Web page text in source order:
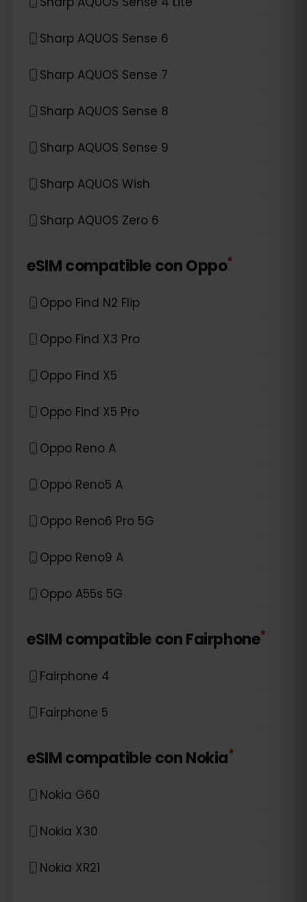
Sharp AQUOS Sense 6
Sharp AQUOS Sense 7
Sharp AQUOS Sense 8
Sharp AQUOS Sense 9
Sharp AQUOS Wish
Sharp AQUOS Zero 6
eSIM compatible conOppo*
Oppo Find N2 Flip
Oppo Find X3 Pro
Oppo Find X5
Oppo Find X5 Pro
Oppo Reno A
Oppo Reno5 A
Oppo Reno6 Pro 5G
Oppo Reno9 A
Oppo A55s 5G
eSIM compatible conFairphone*
Fairphone 4
Fairphone 5
eSIM compatible conNokia*
Nokia G60
Nokia X30
Nokia XR21